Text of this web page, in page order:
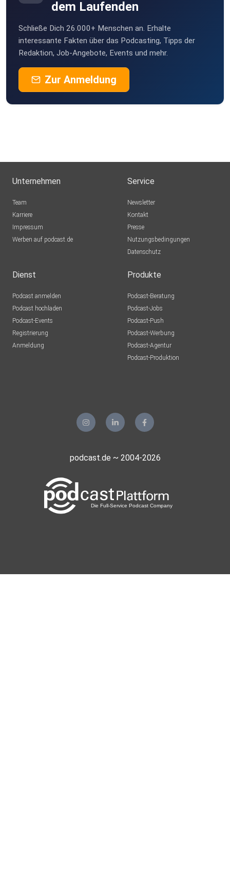
dem Laufenden
Schließe Dich 26.000+ Menschen an. Erhalte
interessante Fakten über das Podcasting, Tipps der
Redaktion, Job-Angebote, Events und mehr.
Zur Anmeldung
Unternehmen
Team
Karriere
Impressum
Werben auf podcast.de
Service
Newsletter
Kontakt
Presse
Nutzungsbedingungen
Datenschutz
Dienst
Podcast anmelden
Podcast hochladen
Podcast-Events
Registrierung
Anmeldung
Produkte
Podcast-Beratung
Podcast-Jobs
Podcast-Push
Podcast-Werbung
Podcast-Agentur
Podcast-Produktion
podcast.de ~ 2004-2026